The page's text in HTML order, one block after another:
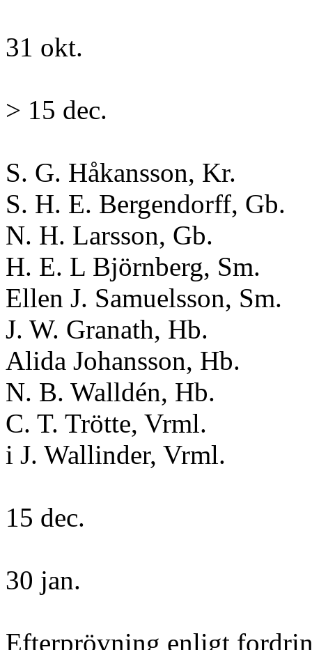
31 okt.
> 15 dec.
S. G. Håkansson, Kr.
S. H. E. Bergendorff, Gb.
N. H. Larsson, Gb.
H. E. L Björnberg, Sm.
Ellen J. Samuelsson, Sm.
J. W. Granath, Hb.
Alida Johansson, Hb.
N. B. Walldén, Hb.
C. T. Trötte, Vrml.
i J. Wallinder, Vrml.
15 dec.
30 jan.
Efterprövning enligt